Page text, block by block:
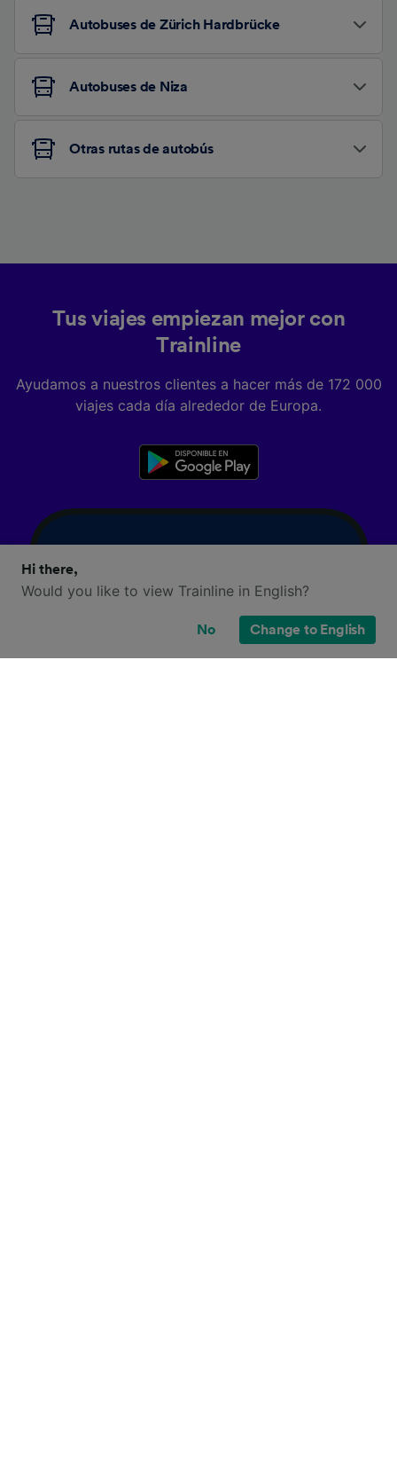
Autobuses de Zürich Hardbrücke
Autobuses de Niza
Otras rutas de autobús
Tus viajes empiezan mejor con
Trainline
Ayudamos a nuestros clientes a hacer más de 172 000
viajes cada día alrededor de Europa.
Hi there,
Would you like to view Trainline in English?
No Change to English